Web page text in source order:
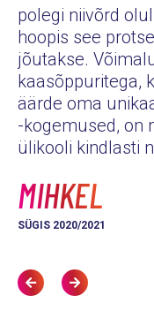
polegi niivõrd
hoopis see
jõutakse.
kaasõppuritega,
äärde oma
-kogemused, on
ülikooli kindlasti
MIHKEL
SÜGIS 2020/2021